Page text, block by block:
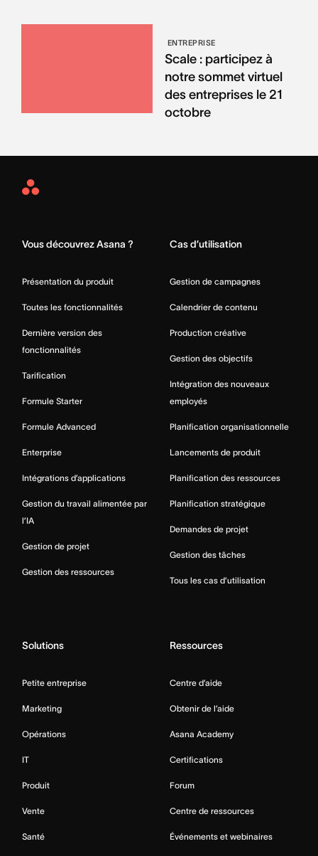
ENTREPRISE
Scale : participez à
notre sommet virtuel
des entreprises le 21
octobre
Asana
Vous découvrez Asana ?
Présentation du produit
Toutes les fonctionnalités
Dernière version des
fonctionnalités
Tarification
Formule Starter
Formule Advanced
Enterprise
Intégrations d’applications
Gestion du travail alimentée par
l’IA
Gestion de projet
Gestion des ressources
Cas d’utilisation
Gestion de campagnes
Calendrier de contenu
Production créative
Gestion des objectifs
Intégration des nouveaux
employés
Planification organisationnelle
Lancements de produit
Planification des ressources
Planification stratégique
Demandes de projet
Gestion des tâches
Tous les cas d’utilisation
Solutions
Petite entreprise
Marketing
Opérations
IT
Produit
Vente
Santé
Ressources
Centre d’aide
Obtenir de l’aide
Asana Academy
Certifications
Forum
Centre de ressources
Événements et webinaires